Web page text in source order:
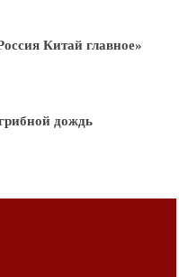
Китай главное»
дождь